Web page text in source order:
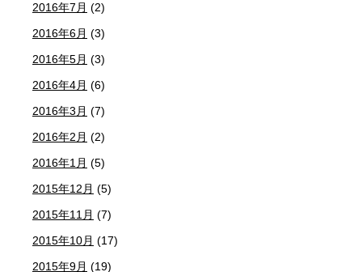
2016年7月 (2)
2016年6月 (3)
2016年5月 (3)
2016年4月 (6)
2016年3月 (7)
2016年2月 (2)
2016年1月 (5)
2015年12月 (5)
2015年11月 (7)
2015年10月 (17)
2015年9月 (19)